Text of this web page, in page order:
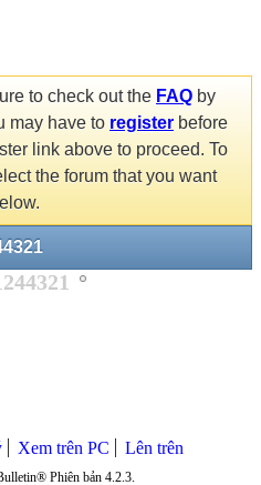
to check out the FAQ by
may have to register before
link above to proceed. To
the forum that you want
Xem trên PC Lên trên
Phiên bản 4.2.3.